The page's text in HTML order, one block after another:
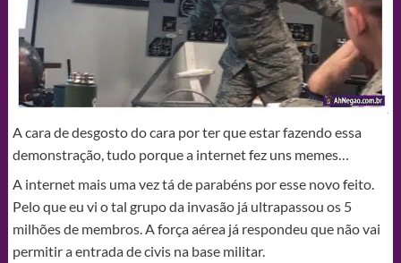
A cara de desgosto do cara por ter que estar fazendo essa
demonstração, tudo porque a internet fez uns memes…
A internet mais uma vez tá de parabéns por esse novo feito.
Pelo que eu vi o tal grupo da invasão já ultrapassou os 5
milhões de membros. A força aérea já respondeu que não vai
permitir a entrada de civis na base militar.